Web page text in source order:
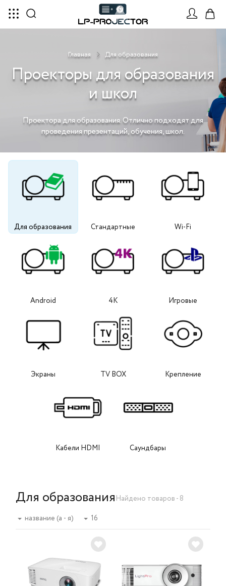
Главная Для образования
Проекторы для образования
и школ
Проектора для образования. Отлично подходят для
проведения презентаций, обучения, школ.
Для образования Стандартные Wi-Fi
Android 4K Игровые
Экраны TV BOX Крепление
Кабели HDMI Саундбары
Для образования Найдено товаров - 8
название (а - я)
16